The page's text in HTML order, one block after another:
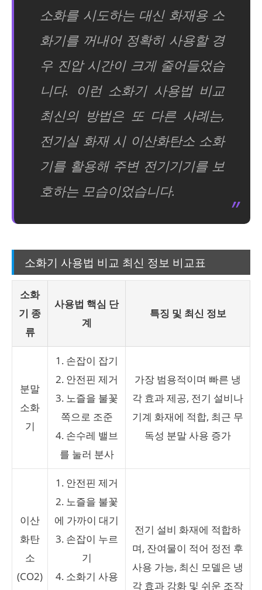
소화를 시도하는 대신 화재용 소
화기를 꺼내어 정확히 사용할 경
우 진압 시간이 크게 줄어들었습
니다. 이런 소화기 사용법 비교
최신의 방법은 또 다른 사례는,
전기실 화재 시 이산화탄소 소화
기를 활용해 주변 전기기기를 보
호하는 모습이었습니다.
소화기 사용법 비교 최신 정보 비교표
소화
기 종
류
사용법 핵심 단
계
특징 및 최신 정보
분말
소화
기
1. 손잡이 잡기
2. 안전핀 제거
3. 노즐을 불꽃
쪽으로 조준
4. 손수레 밸브
를 눌러 분사
가장 범용적이며 빠른 냉
각 효과 제공, 전기 설비나
기계 화재에 적합, 최근 무
독성 분말 사용 증가
이산
화탄
소
(CO2)
1. 안전핀 제거
2. 노즐을 불꽃
에 가까이 대기
3. 손잡이 누르
기
4. 소화기 사용
전기 설비 화재에 적합하
며, 잔여물이 적어 정전 후
사용 가능, 최신 모델은 냉
각 효과 강화 및 쉬운 조작